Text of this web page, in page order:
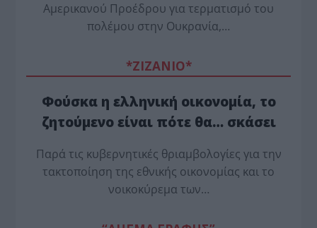
Αμερικανού Προέδρου για τερματισμό του
πολέμου στην Ουκρανία,…
*ZΙΖΑΝΙΟ*
Φούσκα η ελληνική οικονομία, το
ζητούμενο είναι πότε θα… σκάσει
Παρά τις κυβερνητικές θριαμβολογίες για την
τακτοποίηση της εθνικής οικονομίας και το
νοικοκύρεμα των…